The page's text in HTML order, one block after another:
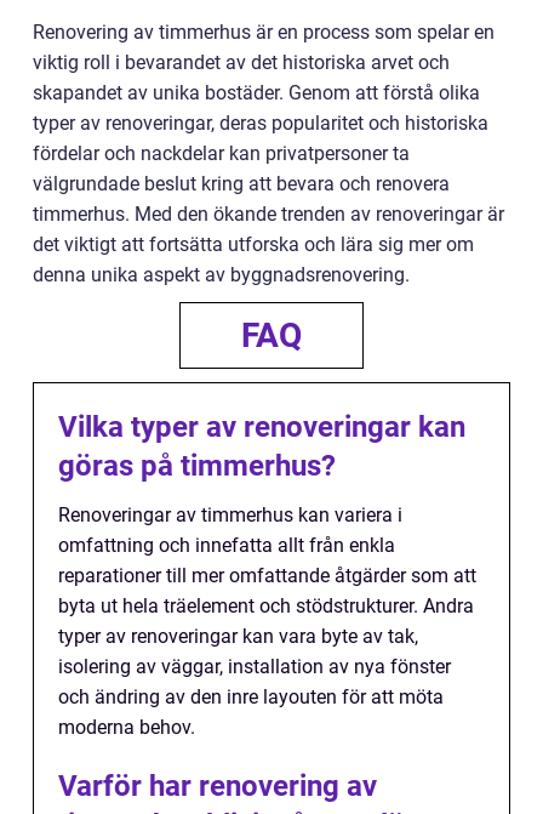
Renovering av timmerhus är en process som spelar en
viktig roll i bevarandet av det historiska arvet och
skapandet av unika bostäder. Genom att förstå olika
typer av renoveringar, deras popularitet och historiska
fördelar och nackdelar kan privatpersoner ta
välgrundade beslut kring att bevara och renovera
timmerhus. Med den ökande trenden av renoveringar är
det viktigt att fortsätta utforska och lära sig mer om
denna unika aspekt av byggnadsrenovering.
FAQ
Vilka typer av renoveringar kan
göras på timmerhus?
Renoveringar av timmerhus kan variera i
omfattning och innefatta allt från enkla
reparationer till mer omfattande åtgärder som att
byta ut hela träelement och stödstrukturer. Andra
typer av renoveringar kan vara byte av tak,
isolering av väggar, installation av nya fönster
och ändring av den inre layouten för att möta
moderna behov.
Varför har renovering av